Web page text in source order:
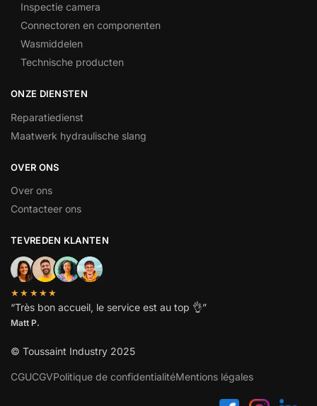
Inspectie camera
Connectoren en componenten
Wasmiddelen
Technische producten
ONZE DIENSTEN
Reparatiedienst
Maatwerk hydraulische slang
OVER ONS
Over ons
Contacteer ons
TEVREDEN KLANTEN
★★★★★
“Très bon accueil, le service est au top 👌”
Matt P.
© Toussaint Industry 2025
CGUCGVPolitique de confidentialitéMentions légales